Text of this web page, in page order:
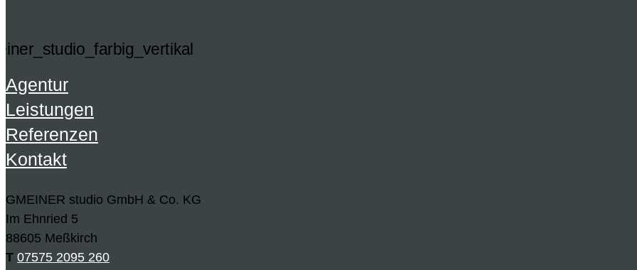
Agentur
Leistungen
Referenzen
Kontakt
GMEINER studio GmbH & Co. KG
Im Ehnried 5
88605 Meßkirch
T 07575 2095 260